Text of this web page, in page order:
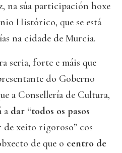
na súa participación hoxe
Histórico, que se está
na cidade de Murcia.
seria, forte e máis que
do Goberno
a Consellería de Cultura,
a dar “todos os pasos
de xeito rigoroso” cos
de que o centro de